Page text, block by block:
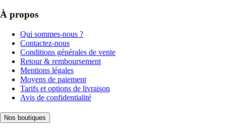
À propos
Qui sommes-nous ?
Contactez-nous
Conditions générales de vente
Retour & remboursement
Mentions légales
Moyens de paiement
Tarifs et options de livraison
Avis de confidentialité
Nos boutiques